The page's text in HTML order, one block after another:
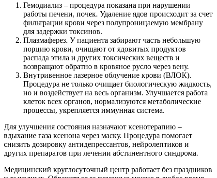
Гемодиализ – процедура показана при нарушении
работы печени, почек. Удаление ядов происходит за счет
фильтрации крови через полупроницаемую мембрану
для задержки токсинов.
Плазмаферез. У пациента забирают часть небольшую
порцию крови, очищают от ядовитых продуктов
распада этила и других токсических веществ и
возвращают обратно в кровяное русло через вену.
Внутривенное лазерное облучение крови (ВЛОК).
Процедура не только очищает биологическую жидкость,
но и воздействует на весь организм. Улучшается работа
клеток всех органов, нормализуются метаболические
процессы, укрепляется иммунная система.
Для улучшения состояния назначают ксенотерапию –
вдыхание газа ксенона через маску. Процедура помогает
снизить дозировку антидепрессантов, нейролептиков и
других препаратов при лечении абстинентного синдрома.
Медицинский круглосуточный центр работает без праздников